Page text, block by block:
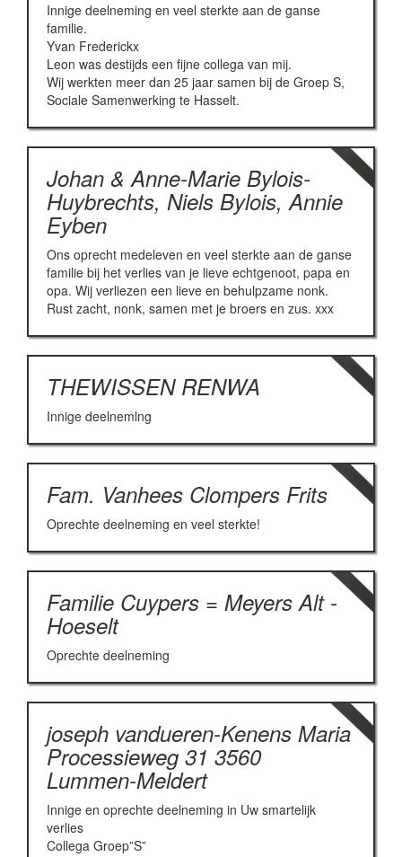
Innige deelneming en veel sterkte aan de ganse
familie.
Yvan Frederickx
Leon was destijds een fijne collega van mij.
Wij werkten meer dan 25 jaar samen bij de Groep S,
Sociale Samenwerking te Hasselt.
Johan & Anne-Marie Bylois-
Huybrechts, Niels Bylois, Annie
Eyben
Ons oprecht medeleven en veel sterkte aan de ganse
familie bij het verlies van je lieve echtgenoot, papa en
opa. Wij verliezen een lieve en behulpzame nonk.
Rust zacht, nonk, samen met je broers en zus. xxx
THEWISSEN RENWA
Innige deelnemlng
Fam. Vanhees Clompers Frits
Oprechte deelneming en veel sterkte!
Familie Cuypers = Meyers Alt -
Hoeselt
Oprechte deelneming
joseph vandueren-Kenens Maria
Processieweg 31 3560
Lummen-Meldert
Innige en oprechte deelneming in Uw smartelijk
verlies
Collega Groep”S”